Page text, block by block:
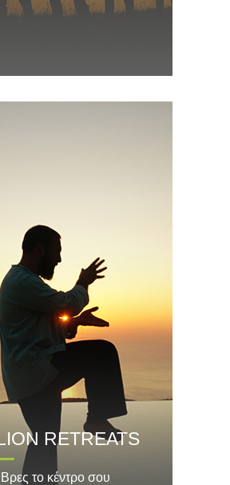
RETREATS
Βρες το κέντρο σου